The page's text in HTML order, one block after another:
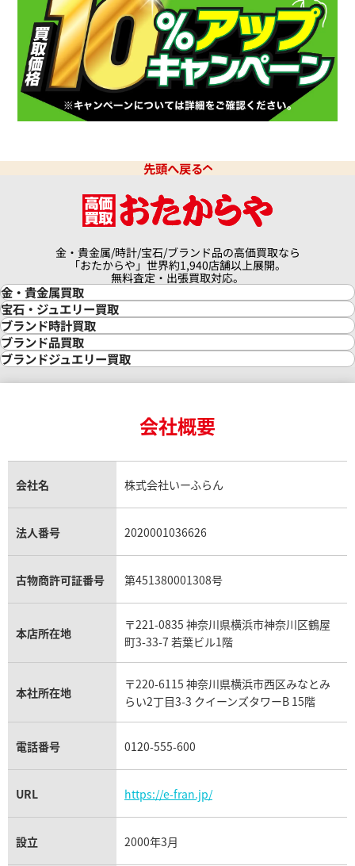
先頭へ戻る
金・貴金属/時計/宝石/ブランド品の高価買取なら
「おたからや」世界約1,940店舗以上展開。
無料査定・出張買取対応。
金・貴金属買取
金買取
金の相場価格情報
金の参考買取価格一覧
インゴット買取
インゴットの相場価格情報
24金買取
金貨買取
貴金属買取
銀・シルバー買取
パラジウム買取
宝石・ジュエリー買取
宝石・ジュエリー買取
ダイヤモンド買取
ダイヤモンド・宝石の参考価格一覧
リング・結婚指輪買取
エメラルド買取
トパーズ買取
タンザナイト買取
キャッツアイ買取
アクアマリン買取
ブランド時計買取
時計買取
ロレックス買取
ロレックス デイトナ買取
ロレックス サブマリーナー買取
ロレックス エクスプローラー買取
ロレックス デイトジャスト買取
パテック フィリップノーチラス買取
ヴァシュロン・コンスタンタン買取
オメガ買取
カルティエ買取
フランク ミュラー買取
リシャール・ミル買取
パネライ買取
チューダー（チュードル）買取
ブランド品買取
ブランド買取
シャネル マトラッセ買取
セリーヌ買取
プラダ買取
ブランドジュエリー買取
ヴァンクリーフ＆アーペル買取
ショーメ買取
ダミアーニ買取
モーブッサン買取
会社概要
会社名 株式会社いーふらん
法人番号 2020001036626
古物商許可証番号 第451380001308号
本店所在地
〒221-0835 神奈川県横浜市神奈川区鶴屋
町3-33-7 若葉ビル1階
本社所在地
〒220-6115 神奈川県横浜市西区みなとみ
らい2丁目3-3 クイーンズタワーB 15階
電話番号 0120-555-600
URL https://e-fran.jp/
設立 2000年3月